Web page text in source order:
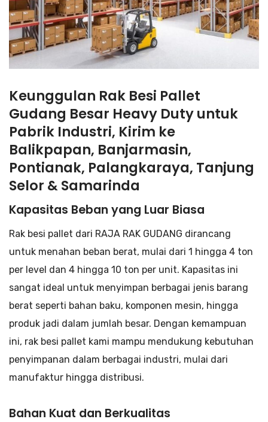
Keunggulan Rak Besi Pallet
Gudang Besar Heavy Duty untuk
Pabrik Industri, Kirim ke
Balikpapan, Banjarmasin,
Pontianak, Palangkaraya, Tanjung
Selor & Samarinda
Kapasitas Beban yang Luar Biasa
Rak besi pallet dari RAJA RAK GUDANG dirancang
untuk menahan beban berat, mulai dari 1 hingga 4 ton
per level dan 4 hingga 10 ton per unit. Kapasitas ini
sangat ideal untuk menyimpan berbagai jenis barang
berat seperti bahan baku, komponen mesin, hingga
produk jadi dalam jumlah besar. Dengan kemampuan
ini, rak besi pallet kami mampu mendukung kebutuhan
penyimpanan dalam berbagai industri, mulai dari
manufaktur hingga distribusi.
Bahan Kuat dan Berkualitas